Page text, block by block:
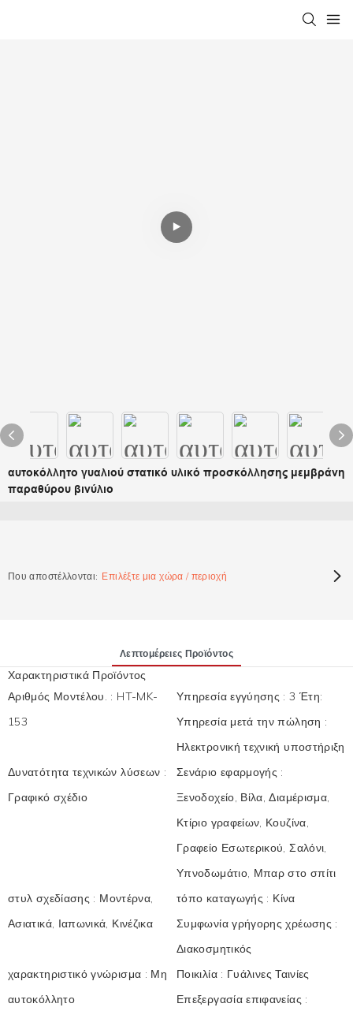
αυτοκόλλητο γυαλιού στατικό υλικό προσκόλλησης μεμβράνη
παραθύρου βινύλιο
Που αποστέλλονται: Επιλέξτε μια χώρα / περιοχή
Λεπτομέρειες Προϊόντος
Χαρακτηριστικά Προϊόντος
Αριθμός Μοντέλου. : HT-MK-
153
Υπηρεσία εγγύησης :3 Έτη:
Υπηρεσία μετά την πώληση :
Ηλεκτρονική τεχνική υποστήριξη
Δυνατότητα τεχνικών λύσεων :
Γραφικό σχέδιο
Σενάριο εφαρμογής :
Ξενοδοχείο, Βίλα, Διαμέρισμα,
Κτίριο γραφείων, Κουζίνα,
Γραφείο Εσωτερικού, Σαλόνι,
Υπνοδωμάτιο, Μπαρ στο σπίτι
στυλ σχεδίασης : Μοντέρνα,
Ασιατικά, Ιαπωνικά, Κινέζικα
τόπο καταγωγής : Κίνα
Συμφωνία γρήγορης χρέωσης :
Διακοσμητικός
χαρακτηριστικό γνώρισμα : Μη
αυτοκόλλητο
Ποικιλία : Γυάλινες Ταινίες
Επεξεργασία επιφανείας :